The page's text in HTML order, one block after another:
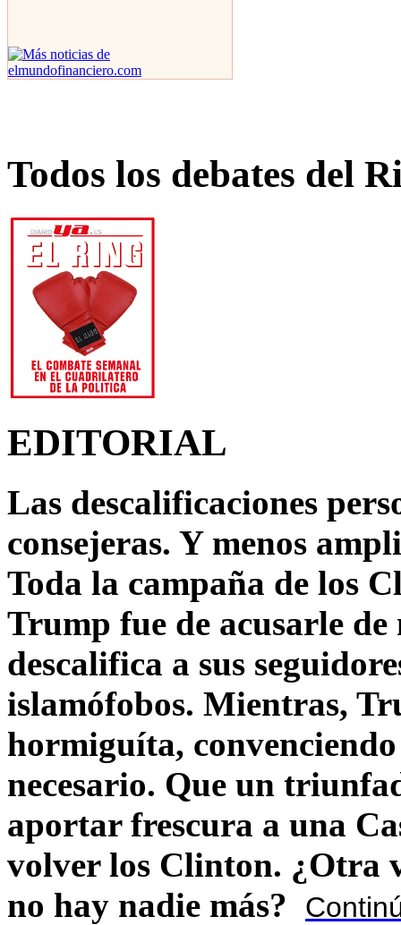
Todos los debates del
EDITORIAL
Las descalificaciones
consejeras. Y menos
Toda la campaña de los
Trump fue de acusarle
descalifica a sus
islamófobos. Mientras,
hormiguíta,
necesario. Que un
aportar frescura a una
volver los Clinton. ¿Otra
no hay nadie más?